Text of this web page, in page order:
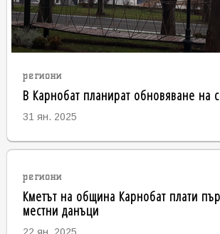
региони
В Карнобат планират обновяване на
31 ян. 2025
региони
Кметът на община Карнобат плати
местни данъци